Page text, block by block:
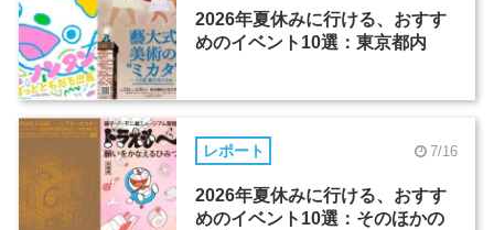
2026年夏休みに行ける、おすす
めのイベント10選：東京都内
レポート 7/16
2026年夏休みに行ける、おすす
めのイベント10選：そのほかの